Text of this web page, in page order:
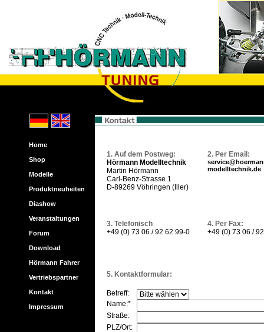
Home
Shop
Modelle
Produktneuheiten
Diashow
Veranstaltungen
Forum
Download
Hörmann Fahrer
Vertriebspartner
Kontakt
Impressum
1. Auf dem Postweg:
Hörmann Modelltechnik
Martin Hörmann
Carl-Benz-Strasse 1
D-89269 Vöhringen (Iller)
2. Per Email:
modelltechnik.de
3. Telefonisch
+49 (0) 73 06 / 92 62 99-0
4. Per Fax:
+49 (0) 73 06 /
5. Kontaktformular:
Betreff:
Name:*
Straße:
PLZ/Ort: